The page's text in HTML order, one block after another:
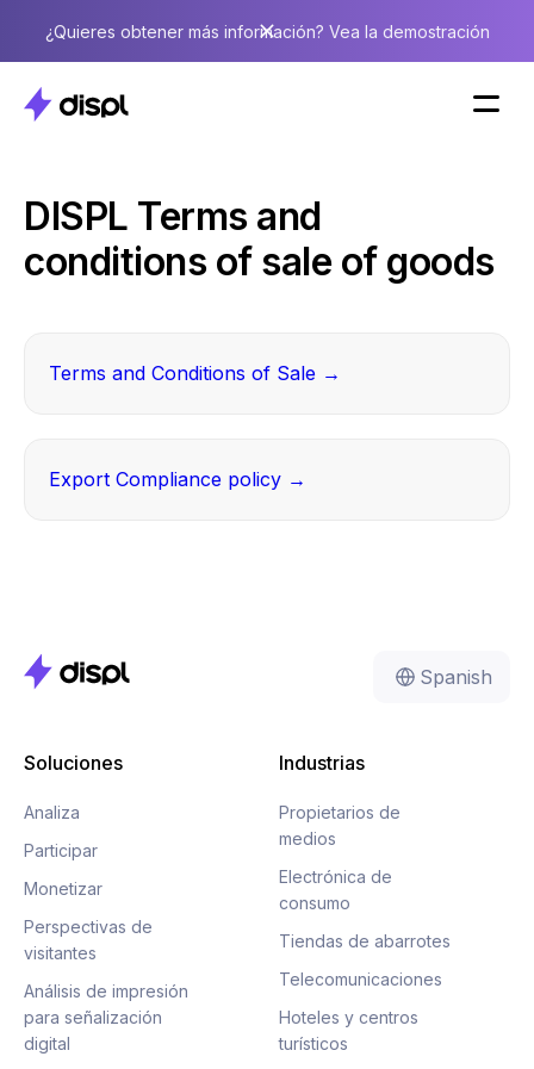
¿Quieres obtener más información? Vea la demostración
DISPL Terms and
conditions of sale of goods
Terms and Conditions of Sale →
Export Compliance policy →
Spanish
Soluciones
Analiza
Participar
Monetizar
Perspectivas de
visitantes
Análisis de impresión
para señalización
digital
Industrias
Propietarios de
medios
Electrónica de
consumo
Tiendas de abarrotes
Telecomunicaciones
Hoteles y centros
turísticos